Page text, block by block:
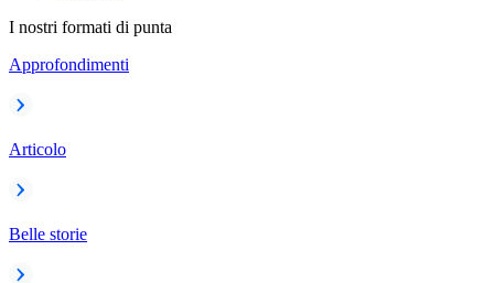
I nostri formati di punta
Approfondimenti
Articolo
Belle storie